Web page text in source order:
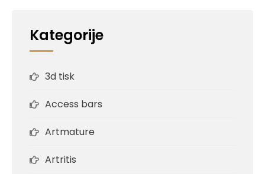
Kategorije
3d tisk
Access bars
Artmature
Artritis